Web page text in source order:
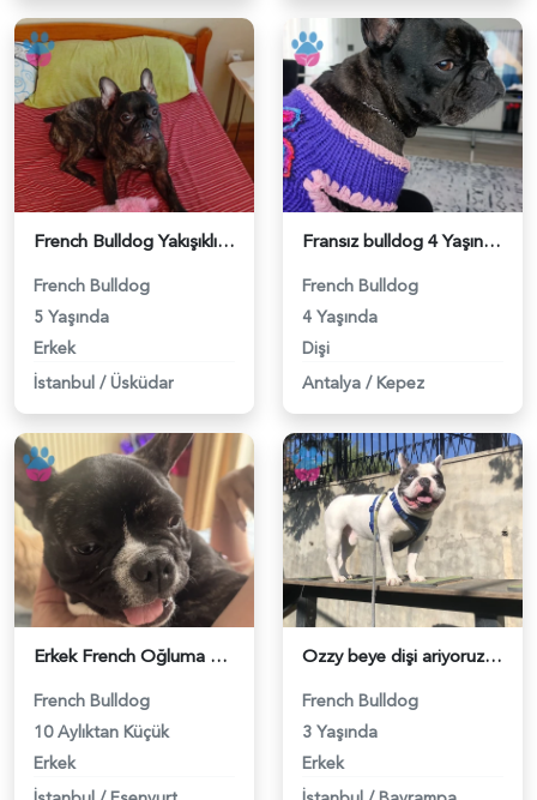
French Bulldog Yakışıklı Oğluma Eş Arıyorum - 118983616
French Bulldog
5 Yaşında
Erkek
İstanbul / Üsküdar
Fransız bulldog 4 Yaşında Eş Arıyor - 118983610
French Bulldog
4 Yaşında
Dişi
Antalya / Kepez
Erkek French Oğluma Eş arıyorum - 118983529
French Bulldog
10 Aylıktan Küçük
Erkek
Ozzy beye dişi ariyoruz - 118983281
French Bulldog
3 Yaşında
Erkek